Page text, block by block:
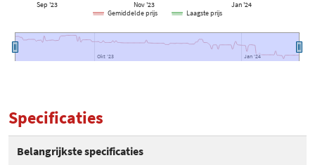
Sep '23 Nov '23 Jan '24
Okt '23
Okt '23 Jan '24
Jan '24
Gemiddelde prijs Laagste prijs
Specificaties
Belangrijkste specificaties